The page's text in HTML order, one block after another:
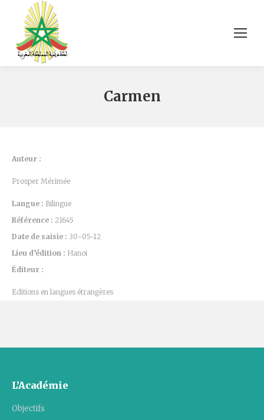
Carmen
Auteur :
Prosper Mérimée
Langue : Bilingue
Référence : 21645
Date de saisie : 30-05-12
Lieu d’édition : Hanoi
Éditeur :
Editions en langues étrangères
L’Académie
Objectifs